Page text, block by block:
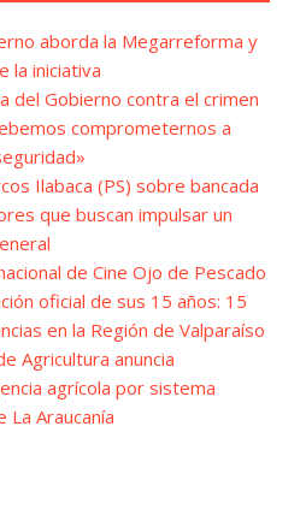
aborda la Megarreforma y
la iniciativa
del Gobierno contra el crimen
comprometernos a
Ilabaca (PS) sobre bancada
que buscan impulsar un
de Cine Ojo de Pescado
oficial de sus 15 años: 15
en la Región de Valparaíso
Agricultura anuncia
agrícola por sistema
La Araucanía